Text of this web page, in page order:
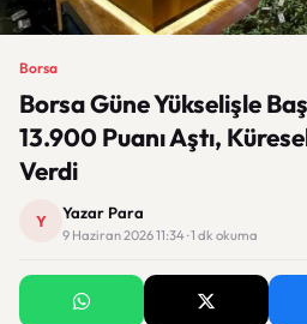
Borsa
Borsa Güne Yükselişle
13.900 Puanı Aştı,
Verdi
Y Yazar Para
9 Haziran 2026 11:34 · 1 dk okuma